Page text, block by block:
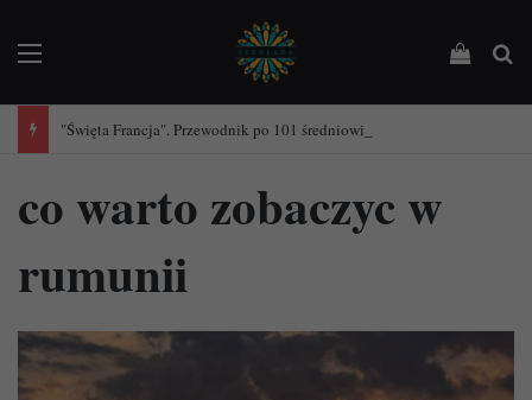
Menu
co warto zobaczyc w
rumunii